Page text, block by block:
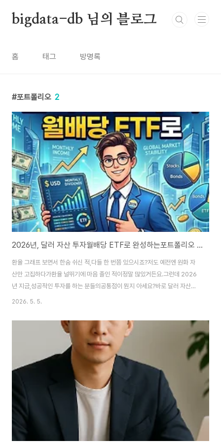
bigdata-db 님의 블로그
홈 태그 방명록
포트폴리오 2
2026년, 달러 자산 투자월배당 ETF로 완성하는포트폴리오 다각화 전략
환율 그래프 보면서 한숨 쉬신 적,다들 한 번쯤 있으시죠?저도 예전엔 원화 자
산만 고집하다가환율 널뛰기에 마음 졸인 적이정말 많았거든요.그런데 2026
년 지금,성공적인 투자를 하는 분들의공통점이 뭔지 아세요?바로 달러 자산을
통해자산을 지키고 키운다는 사실이에요.생각보다 방법은 간단합니다.💡 핵심
안정성과 수익성을 동시에 챙기세요.🚀 왜 지금 달러 자산인가? 투자를 조금이
라도 해보셨다면'달러는 안전자산'이라는 말,지겹도록 들어보셨을 거예요.하지
만 왜 중요한지실제로 체감하는 건 다른 문제입니다.제가 직접 경험해보니,달
러 자산은 심리적 마지노선을지켜주는 아주 든든한 방패였어요.특히 요즘처럼
변동성이 큰 시기엔달러 표시 자산을 보유하는..
2026. 5. 5.